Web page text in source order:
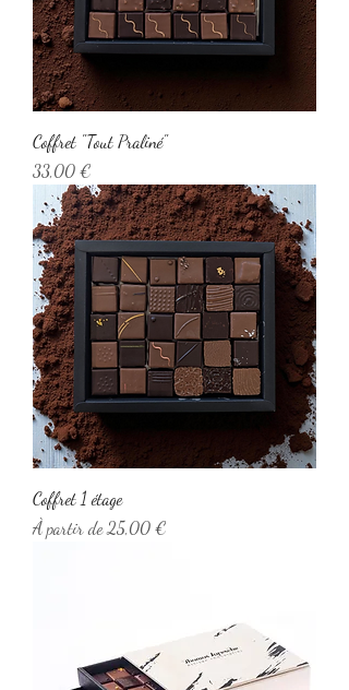
Coffret "Tout Praliné"
Prix
33,00 €
Coffret 1 étage
À partir de25,00 €
Prix promotionnel